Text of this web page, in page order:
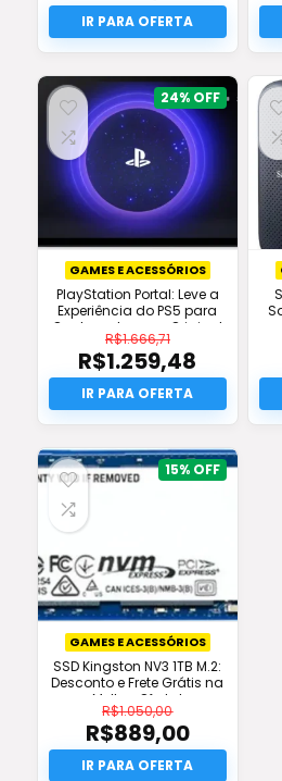
preço
original
era:
R$180,74.
O
preço
atual
é:
R$134,82.
24%
GAMES E ACESSÓRIOS
PlayStation Portal: Leve a
Experiência do PS5 para
Qualquer Lugar – Original
R$1.666,71
O
preço
original
era:
R$1.666,71.
R$1.259,48
O
preço
atual
é:
R$1.259,48.
15%
GAMES E ACESSÓRIOS
SSD Kingston NV3 1TB M.2:
Desconto e Frete Grátis na
Melhor Oferta!
R$1.050,00
O
preço
original
R$889,00
O
preço